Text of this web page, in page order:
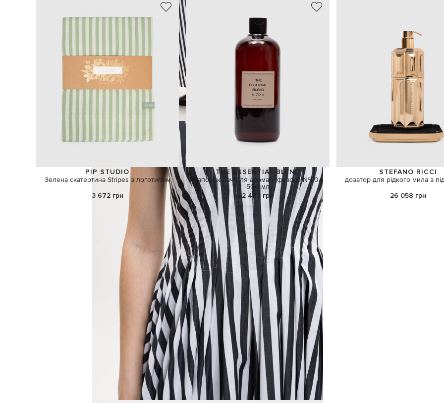
PIP STUDIO
Зелена скатертина Stripes з логотипом
3 672 грн
THE ESSENTIAL BLEND
Наповнювач для аромадифузора №70А
500 мл
2 483 грн
STEFANO RICCI
дозатор для рідкого мила з
26 058 грн